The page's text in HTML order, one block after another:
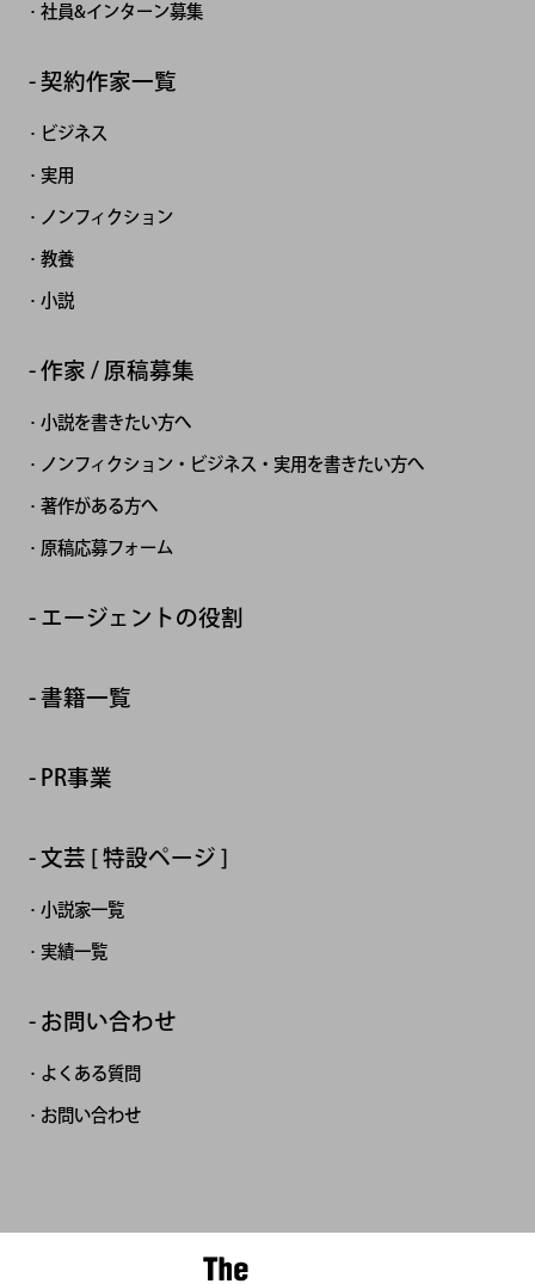
社員&インターン募集
契約作家一覧
ビジネス
実用
ノンフィクション
教養
小説
作家 / 原稿募集
小説を書きたい方へ
ノンフィクション・ビジネス・実用を書きたい方へ
著作がある方へ
原稿応募フォーム
エージェントの役割
書籍一覧
PR事業
文芸 [ 特設ページ ]
小説家一覧
実績一覧
お問い合わせ
よくある質問
お問い合わせ